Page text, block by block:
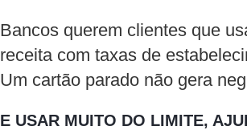
Bancos querem clientes que
receita com taxas de
Um cartão parado não gera
E USAR MUITO DO LIMITE,